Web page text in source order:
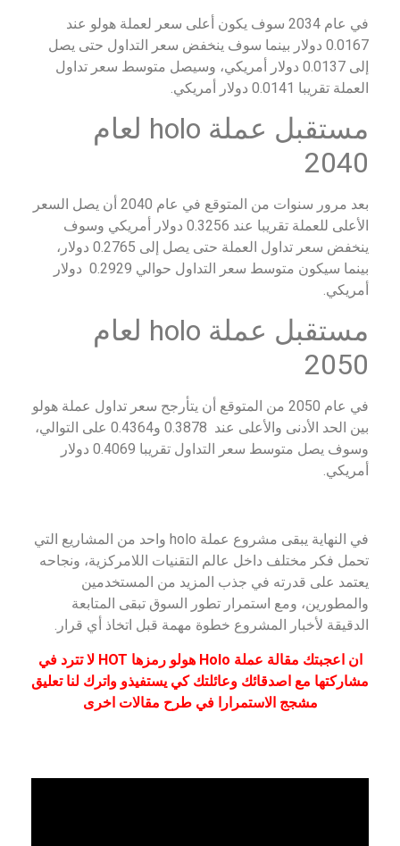
في عام 2034 سوف يكون أعلى سعر لعملة هولو عند
0.0167 دولار بينما سوف ينخفض سعر التداول حتى يصل
إلى 0.0137 دولار أمريكي، وسيصل متوسط سعر تداول
العملة تقريبا 0.0141 دولار أمريكي.
مستقبل عملة holo لعام
2040
بعد مرور سنوات من المتوقع في عام 2040 أن يصل السعر
الأعلى للعملة تقريبا عند 0.3256 دولار أمريكي وسوف
ينخفض سعر تداول العملة حتى يصل إلى 0.2765 دولار،
بينما سيكون متوسط سعر التداول حوالي 0.2929 دولار
أمريكي.
مستقبل عملة holo لعام
2050
في عام 2050 من المتوقع أن يتأرجح سعر تداول عملة هولو
بين الحد الأدنى والأعلى عند 0.3878 و0.4364 على التوالي،
وسوف يصل متوسط سعر التداول تقريبا 0.4069 دولار
أمريكي.
في النهاية يبقى مشروع عملة holo واحد من المشاريع التي
تحمل فكر مختلف داخل عالم التقنيات اللامركزية، ونجاحه
يعتمد على قدرته في جذب المزيد من المستخدمين
والمطورين، ومع استمرار تطور السوق تبقى المتابعة
الدقيقة لأخبار المشروع خطوة مهمة قبل اتخاذ أي قرار.
ان اعجبتك مقالة عملة Holo هولو رمزها HOT لا تترد في
مشاركتها مع اصدقائك وعائلتك كي يستفيذو واترك لنا تعليق
مشجج الاستمرارا في طرح مقالات اخرى